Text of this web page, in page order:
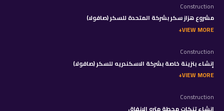
Construction
مشروع هزاز سكر بشركة المتحدة للسكر (صافولا)
VIEW MORE
Construction
إنشاء بنزينة خاصة بشركة الاسكندريه للسكر (صافولا)
VIEW MORE
Construction